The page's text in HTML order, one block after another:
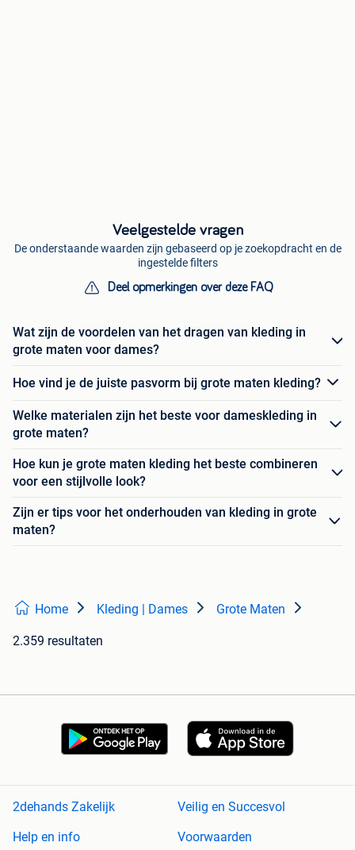
Veelgestelde vragen
De onderstaande waarden zijn gebaseerd op je zoekopdracht en de
ingestelde filters
Deel opmerkingen over deze FAQ
Wat zijn de voordelen van het dragen van kleding in
grote maten voor dames?
Hoe vind je de juiste pasvorm bij grote maten kleding?
Welke materialen zijn het beste voor dameskleding in
grote maten?
Hoe kun je grote maten kleding het beste combineren
voor een stijlvolle look?
Zijn er tips voor het onderhouden van kleding in grote
maten?
Home Kleding | Dames Grote Maten
2.359 resultaten
2dehands Zakelijk
Veilig en Succesvol
Help en info
Voorwaarden